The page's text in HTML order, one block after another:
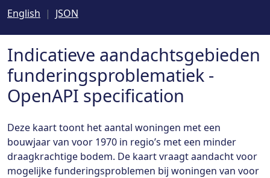
English
JSON
Indicatieve aandachtsgebieden
funderingsproblematiek -
OpenAPI specification
Deze kaart toont het aantal woningen met een
bouwjaar van voor 1970 in regio’s met een minder
draagkrachtige bodem. De kaart vraagt aandacht voor
mogelijke funderingsproblemen bij woningen van voor